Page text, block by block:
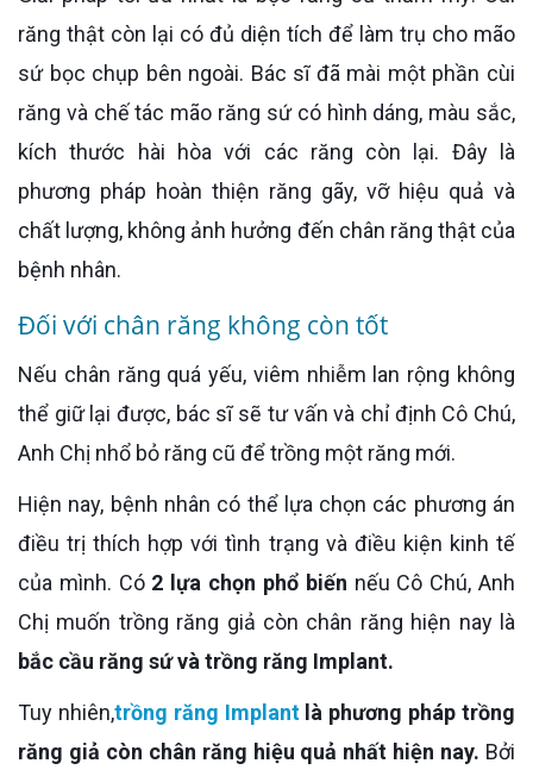
răng thật còn lại có đủ diện tích để làm trụ cho mão
sứ bọc chụp bên ngoài. Bác sĩ đã mài một phần cùi
răng và chế tác mão răng sứ có hình dáng, màu sắc,
kích thước hài hòa với các răng còn lại. Đây là
phương pháp hoàn thiện răng gãy, vỡ hiệu quả và
chất lượng, không ảnh hưởng đến chân răng thật của
bệnh nhân.
Đối với chân răng không còn tốt
Nếu chân răng quá yếu, viêm nhiễm lan rộng không
thể giữ lại được, bác sĩ sẽ tư vấn và chỉ định Cô Chú,
Anh Chị nhổ bỏ răng cũ để trồng một răng mới.
Hiện nay, bệnh nhân có thể lựa chọn các phương án
điều trị thích hợp với tình trạng và điều kiện kinh tế
của mình. Có 2 lựa chọn phổ biến nếu Cô Chú, Anh
Chị muốn trồng răng giả còn chân răng hiện nay là
bắc cầu răng sứ và trồng răng Implant.
Tuy nhiên,trồng răng Implantlà phương pháp trồng
răng giả còn chân răng hiệu quả nhất hiện nay. Bởi